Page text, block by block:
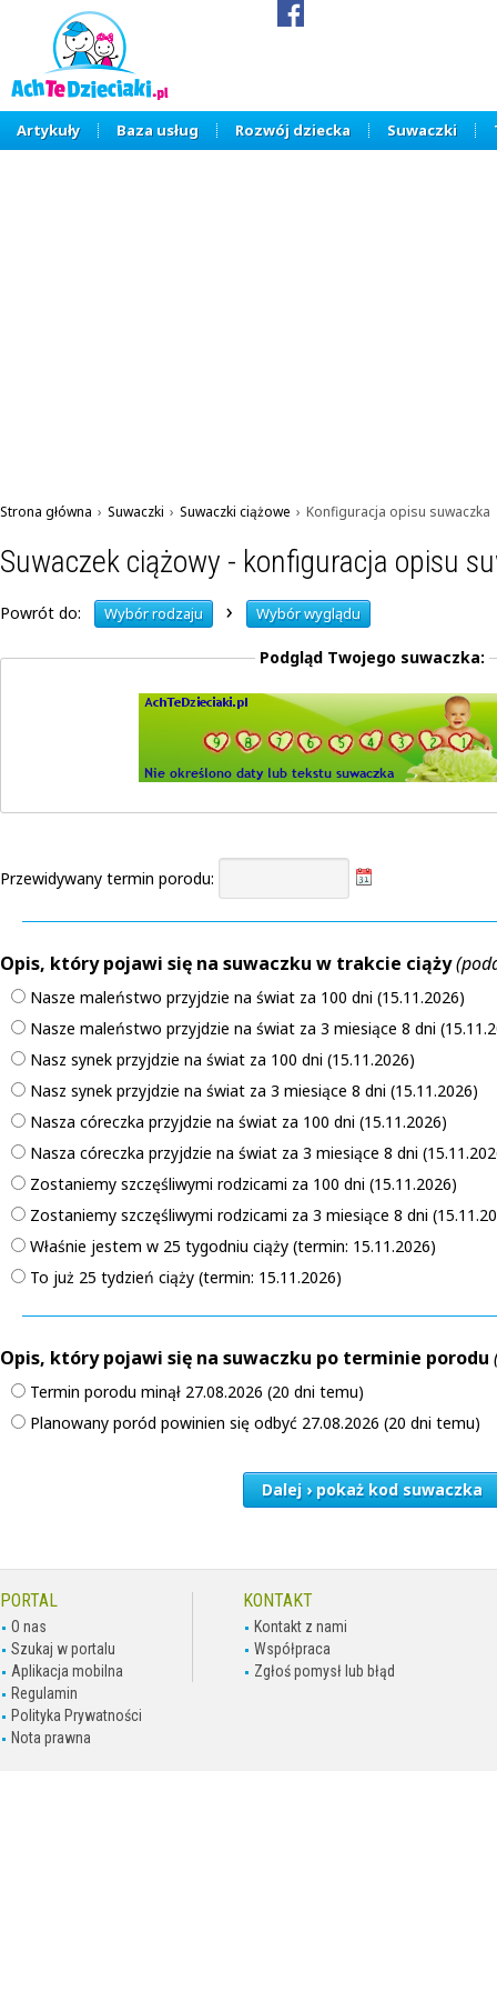
Artykuły Baza usług Rozwój dziecka Suwaczki
Strona główna › Suwaczki › Suwaczki ciążowe › Konfiguracja opisu suwaczka
Suwaczek ciążowy - konfiguracja opisu
Powrót do: Wybór rodzaju › Wybór wyglądu
Podgląd Twojego suwaczka:
Przewidywany termin porodu:
Opis, który pojawi się na suwaczku w trakcie ciąży
Nasze maleństwo przyjdzie na świat za 100 dni (15.11.2026)
Nasze maleństwo przyjdzie na świat za 3 miesiące 8 dni
Nasz synek przyjdzie na świat za 100 dni (15.11.2026)
Nasz synek przyjdzie na świat za 3 miesiące 8 dni (15.11.2026)
Nasza córeczka przyjdzie na świat za 100 dni (15.11.2026)
Nasza córeczka przyjdzie na świat za 3 miesiące 8 dni
Zostaniemy szczęśliwymi rodzicami za 100 dni (15.11.2026)
Zostaniemy szczęśliwymi rodzicami za 3 miesiące 8 dni
Właśnie jestem w 25 tygodniu ciąży (termin: 15.11.2026)
To już 25 tydzień ciąży (termin: 15.11.2026)
Opis, który pojawi się na suwaczku po terminie porodu
Termin porodu minął 27.08.2026 (20 dni temu)
Planowany poród powinien się odbyć 27.08.2026 (20 dni temu)
Dalej › pokaż kod suwaczka
PORTAL
O nas
Szukaj w portalu
Aplikacja mobilna
Regulamin
Polityka Prywatności
Nota prawna
KONTAKT
Kontakt z nami
Współpraca
Zgłoś pomysł lub błąd